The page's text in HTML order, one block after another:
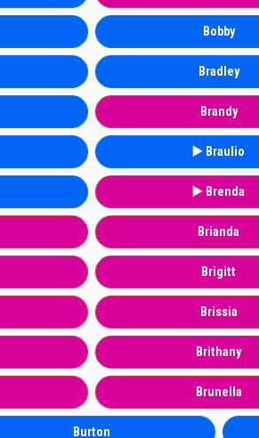
Bobby
Bradley
Brandy
▶️ Braulio
▶️ Brenda
Brianda
Brigitt
Brissia
Brithany
Brunella
Burton